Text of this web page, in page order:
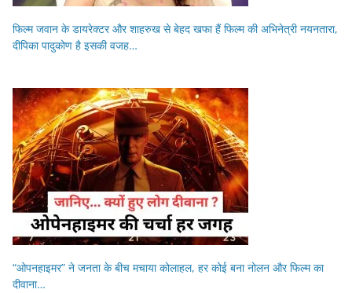
फिल्म जवान के डायरेक्टर और शाहरुख से बेहद खफा हैं फिल्म की अभिनेत्री नयनतारा,
दीपिका पादुकोण है इसकी वजह…
“ओपनहाइमर” ने जनता के बीच मचाया कोलाहल, हर कोई बना नोलन और फिल्म का
दीवाना…